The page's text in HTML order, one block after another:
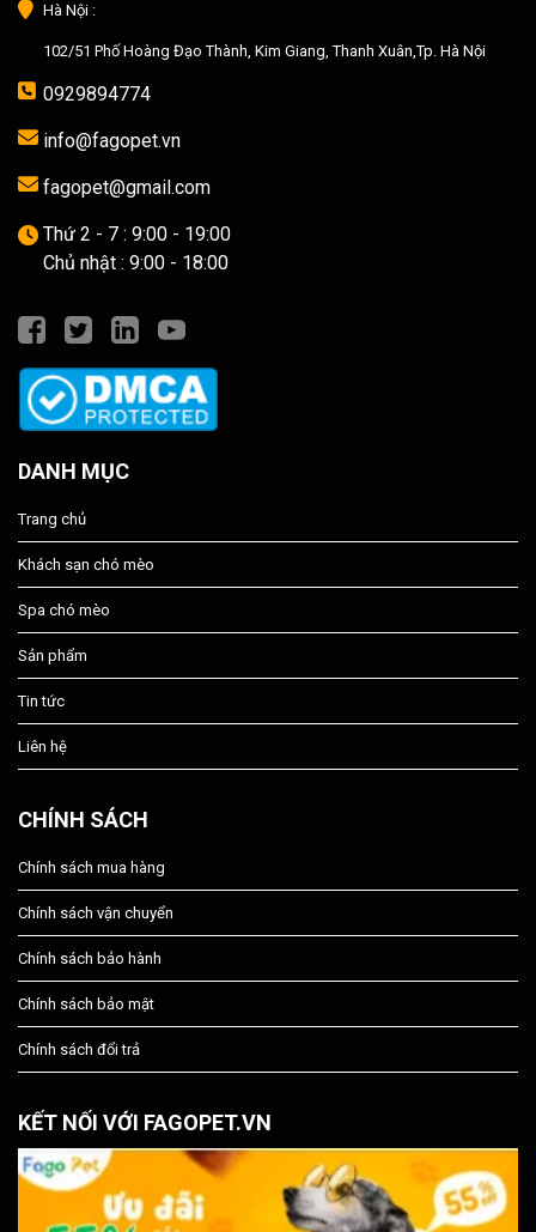
Hà Nội :
102/51 Phố Hoàng Đạo Thành, Kim Giang, Thanh Xuân,Tp. Hà Nội
0929894774
info@fagopet.vn
fagopet@gmail.com
Thứ 2 - 7 : 9:00 - 19:00
Chủ nhật : 9:00 - 18:00
DANH MỤC
Trang chủ
Khách sạn chó mèo
Spa chó mèo
Sản phẩm
Tin tức
Liên hệ
CHÍNH SÁCH
Chính sách mua hàng
Chính sách vận chuyển
Chính sách bảo hành
Chính sách bảo mật
Chính sách đổi trả
KẾT NỐI VỚI FAGOPET.VN